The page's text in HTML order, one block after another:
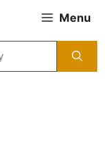
Menu